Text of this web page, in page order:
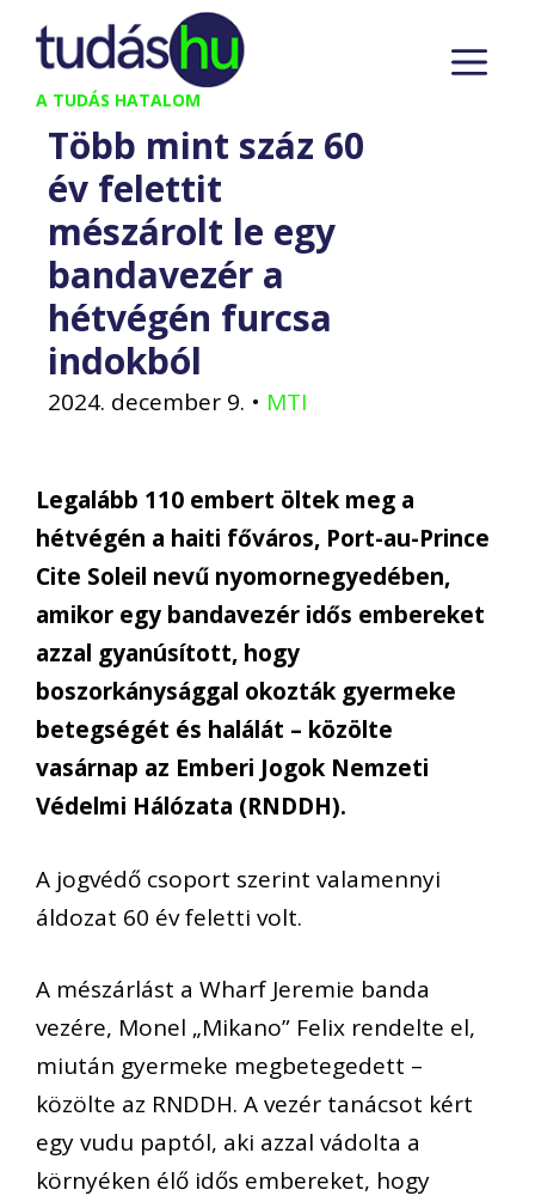
Kilépés
tartalomba
A TUDÁS HATALOM
Több mint száz 60
év felettit
mészárolt le egy
bandavezér a
hétvégén furcsa
indokból
2024. december 9. • MTI
Legalább 110 embert öltek meg a
hétvégén a haiti főváros, Port-au-Prince
Cite Soleil nevű nyomornegyedében,
amikor egy bandavezér idős embereket
azzal gyanúsított, hogy
boszorkánysággal okozták gyermeke
betegségét és halálát – közölte
vasárnap az Emberi Jogok Nemzeti
Védelmi Hálózata (RNDDH).
A jogvédő csoport szerint valamennyi
áldozat 60 év feletti volt.
A mészárlást a Wharf Jeremie banda
vezére, Monel „Mikano” Felix rendelte el,
miután gyermeke megbetegedett –
közölte az RNDDH. A vezér tanácsot kért
egy vudu paptól, aki azzal vádolta a
környéken élő idős embereket, hogy